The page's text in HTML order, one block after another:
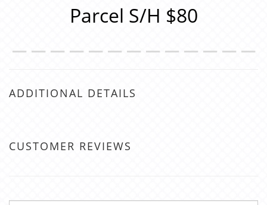
Parcel S/H $80
ADDITIONAL DETAILS
CUSTOMER REVIEWS